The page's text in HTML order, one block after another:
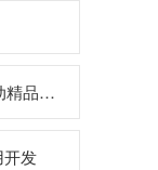
2021直击市场动态·直驱与传动精品集锦（直驱篇）
开发